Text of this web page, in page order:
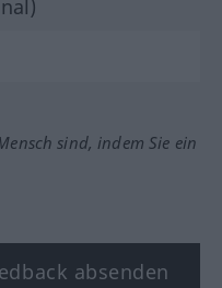
sind, indem Sie ein
absenden